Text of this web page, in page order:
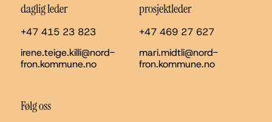
daglig leder
+47 415 23 823
irene.teige.killi@nord-
fron.kommune.no
prosjektleder
+47 469 27 627
mari.midtli@nord-
fron.kommune.no
Følg oss